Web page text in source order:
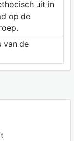
uit in
op de
van de